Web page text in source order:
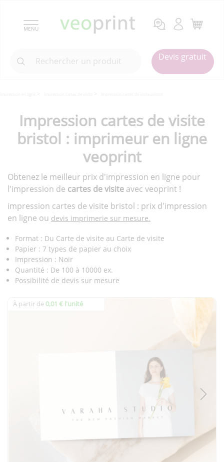
MENU
Devis gratuit
Impression cartes de visite
bristol : imprimeur en ligne
veoprint
Obtenez le meilleur prix d'impression en ligne pour
l'impression de cartes de visite avec veoprint !
impression cartes de visite bristol : prix d'impression
en ligne ou devis imprimerie sur mesure.
Format : Du Carte de visite au Carte de visite
Papier : 7 types de papier au choix
Impression : Noir
Quantité : De 100 à 10000 ex.
Possibilité de devis sur mesure
À partir de 0,01 € l'unité